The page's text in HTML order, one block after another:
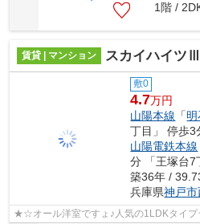
1階 /
賃貸 | マンション スカイハイツⅢ
敷0
4.7万円
山陽本線 「
丁目」 停歩3
山陽電鉄本線
分 「王塚台7
築36年 /
兵庫県神戸
★☆オール洋室ですょ♪人気の1LDKタイ